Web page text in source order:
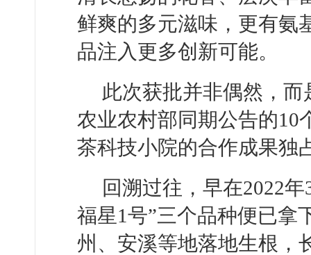
鲜爽的多元滋味，更有氨
品注入更多创新可能。
此次获批并非偶然，
农业农村部同期公告的10
茶科技小院的合作成果独
回溯过往，早在2022
福星1号”三个品种便已拿
州、安溪等地落地生根，